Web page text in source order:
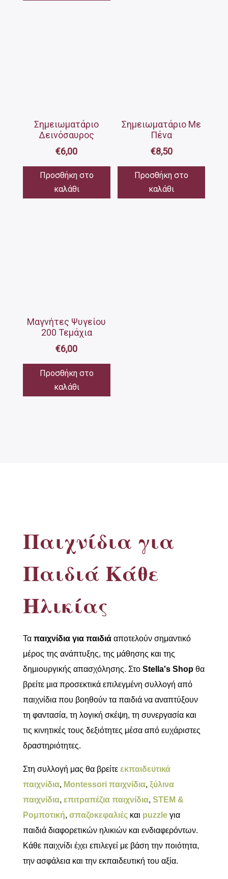
Σημειωματάριο
Δεινόσαυρος
€6,00
Προσθήκη στο
καλάθι
Σημειωματάριο Με
Πένα
€8,50
Προσθήκη στο
καλάθι
Μαγνήτες Ψυγείου
200 Τεμάχια
€6,00
Προσθήκη στο
καλάθι
Παιχνίδια για
Παιδιά Κάθε
Ηλικίας
Τα παιχνίδια για παιδιάαποτελούν σημαντικό
μέρος της ανάπτυξης, της μάθησης και της
δημιουργικής απασχόλησης. Στο Stella's Shopθα
βρείτε μια προσεκτικά επιλεγμένη συλλογή από
παιχνίδια που βοηθούν τα παιδιά να αναπτύξουν
τη φαντασία, τη λογική σκέψη, τη συνεργασία και
τις κινητικές τους δεξιότητες μέσα από ευχάριστες
δραστηριότητες.
Στη συλλογή μας θα βρείτε εκπαιδευτικά
παιχνίδια, Montessori παιχνίδια, ξύλινα
παιχνίδια, επιτραπέζια παιχνίδια, STEM &
Ρομποτική, σπαζοκεφαλιές και puzzle για
παιδιά διαφορετικών ηλικιών και ενδιαφερόντων.
Κάθε παιχνίδι έχει επιλεγεί με βάση την ποιότητα,
την ασφάλεια και την εκπαιδευτική του αξία.